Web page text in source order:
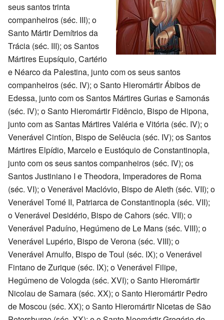
seus santos trinta
companheiros (séc. III); o
Santo Mártir Demítrios da
Trácia (séc. III); os Santos
Mártires Eupsíquio, Cartério
e Néarco da Palestina, junto com os seus santos
companheiros (séc. IV); o Santo Hieromártir Ábibos de
Edessa, junto com os Santos Mártires Gurias e Samonás
(séc. IV); o Santo Hieromártir Fidêncio, Bispo de Hipona,
junto com as Santas Mártires Valéria e Vitória (séc. IV); o
Venerável Cintíon, Bispo de Selêucia (séc. IV); os Santos
Mártires Elpídio, Marcelo e Eustóquio de Constantinopla,
junto com os seus santos companheiros (séc. IV); os
Santos Justiniano I e Theodora, Imperadores de Roma
(séc. VI); o Venerável Maclóvio, Bispo de Aleth (séc. VII); o
Venerável Tomé II, Patriarca de Constantinopla (séc. VII);
o Venerável Desidério, Bispo de Cahors (séc. VII); o
Venerável Paduíno, Hegúmeno de Le Mans (séc. VIII); o
Venerável Lupério, Bispo de Verona (séc. VIII); o
Venerável Arnulfo, Bispo de Toul (séc. IX); o Venerável
Fintano de Zurique (séc. IX); o Venerável Filipe,
Hegúmeno de Vologda (séc. XVI); o Santo Hieromártir
Nicolau de Samara (séc. XX); o Santo Hieromártir Pedro
de Moscou (séc. XX); o Santo Hieromártir Nicetas de São